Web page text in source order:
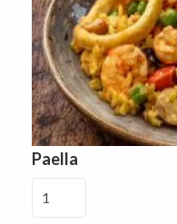
Paella